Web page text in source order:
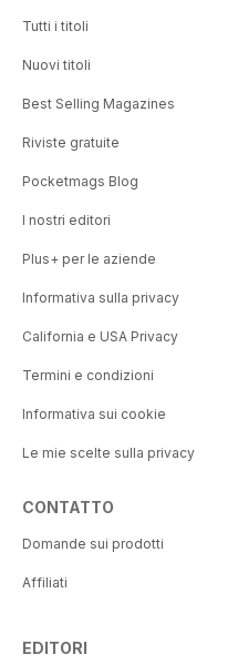
Tutti i titoli
Nuovi titoli
Best Selling Magazines
Riviste gratuite
Pocketmags Blog
I nostri editori
Plus+ per le aziende
Informativa sulla privacy
California e USA Privacy
Termini e condizioni
Informativa sui cookie
Le mie scelte sulla privacy
CONTATTO
Domande sui prodotti
Affiliati
EDITORI